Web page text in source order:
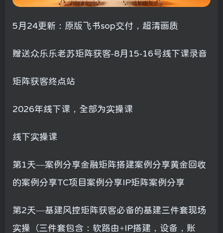
5月24更新：原版飞书sop交付，超清画质
赠送众乐乐老苏矩阵获客-8月15-16号线下课录音
矩阵获客终点站
2026年线下课，全部为实操课
线下实操课
第1天—案例分享金融矩阵搭建案例分享黄金回收
的案例分享TC项目案例分享IP矩阵案例分享
第2天—基建风控矩阵获客必备的基建三件套现场
实操（三件套包含：软路由+IP搭建，设备，账